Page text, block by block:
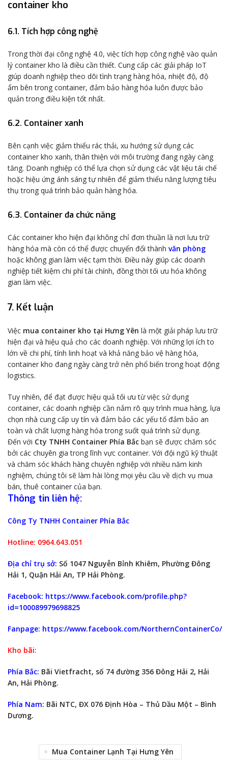
container kho
6.1. Tích hợp công nghệ
Trong thời đại công nghệ 4.0, việc tích hợp công nghệ vào quản
lý container kho là điều cần thiết. Cung cấp các giải pháp IoT
giúp doanh nghiệp theo dõi tình trạng hàng hóa, nhiệt độ, độ
ẩm bên trong container, đảm bảo hàng hóa luôn được bảo
quản trong điều kiện tốt nhất.
6.2. Container xanh
Bên cạnh việc giảm thiểu rác thải, xu hướng sử dụng các
container kho xanh, thân thiện với môi trường đang ngày càng
tăng. Doanh nghiệp có thể lựa chọn sử dụng các vật liệu tái chế
hoặc hiệu ứng ánh sáng tự nhiên để giảm thiểu năng lượng tiêu
thụ trong quá trình bảo quản hàng hóa.
6.3. Container đa chức năng
Các container kho hiện đại không chỉ đơn thuần là nơi lưu trữ
hàng hóa mà còn có thể được chuyển đổi thành văn phòng
hoặc không gian làm việc tạm thời. Điều này giúp các doanh
nghiệp tiết kiệm chi phí tài chính, đồng thời tối ưu hóa không
gian làm việc.
7. Kết luận
Việc mua container kho tại Hưng Yên là một giải pháp lưu trữ
hiện đại và hiệu quả cho các doanh nghiệp. Với những lợi ích to
lớn về chi phí, tính linh hoạt và khả năng bảo vệ hàng hóa,
container kho đang ngày càng trở nên phổ biến trong hoạt động
logistics.
Tuy nhiên, để đạt được hiệu quả tối ưu từ việc sử dụng
container, các doanh nghiệp cần nắm rõ quy trình mua hàng, lựa
chọn nhà cung cấp uy tín và đảm bảo các yếu tố đảm bảo an
toàn và chất lượng hàng hóa trong suốt quá trình sử dụng.
Đến với Cty TNHH Container Phía Bắc bạn sẽ được chăm sóc
bởi các chuyên gia trong lĩnh vực container. Với đội ngũ kỹ thuật
và chăm sóc khách hàng chuyên nghiệp với nhiều năm kinh
nghiệm, chúng tôi sẽ làm hài lòng mọi yêu cầu về dịch vụ mua
bán, thuê container của bạn.
Thông tin liên hệ:
Công Ty TNHH Container Phía Bắc
Hotline: 0964.643.051
Địa chỉ trụ sở: Số 1047 Nguyễn Bỉnh Khiêm, Phường Đông
Hải 1, Quận Hải An, TP Hải Phòng.
Facebook: https://www.facebook.com/profile.php?
id=100089979698825
Fanpage: https://www.facebook.com/NorthernContainerCo/
Kho bãi:
Phía Bắc: Bãi Vietfracht, số 74 đường 356 Đông Hải 2, Hải
An, Hải Phòng.
Phía Nam: Bãi NTC, ĐX 076 Định Hòa – Thủ Dầu Một – Bình
Dương.
Mua Container Lạnh Tại Hưng Yên